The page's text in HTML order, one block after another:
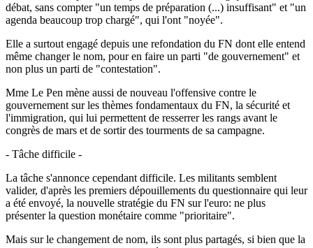
débat, sans compter "un temps de préparation (...) insuffisant" et "un
agenda beaucoup trop chargé", qui l'ont "noyée".
Elle a surtout engagé depuis une refondation du FN dont elle entend
même changer le nom, pour en faire un parti "de gouvernement" et
non plus un parti de "contestation".
Mme Le Pen mène aussi de nouveau l'offensive contre le
gouvernement sur les thèmes fondamentaux du FN, la sécurité et
l'immigration, qui lui permettent de resserrer les rangs avant le
congrès de mars et de sortir des tourments de sa campagne.
- Tâche difficile -
La tâche s'annonce cependant difficile. Les militants semblent
valider, d'après les premiers dépouillements du questionnaire qui leur
a été envoyé, la nouvelle stratégie du FN sur l'euro: ne plus
présenter la question monétaire comme "prioritaire".
Mais sur le changement de nom, ils sont plus partagés, si bien que la